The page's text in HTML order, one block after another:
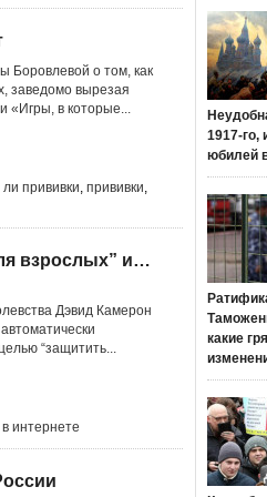
Боровлевой о том, как
заведомо вырезая
«Игры, в которые...
прививки, прививки,
взрослых” и…
Дэвид Камерон
“защитить...
интернете
1917-го,
юбилей
какие